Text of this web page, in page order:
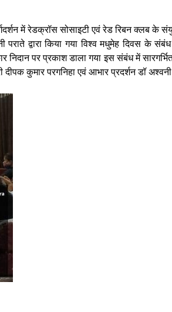
में रेडक्रॉस सोसाइटी एवं रेड रिबन क्लब के
द्वारा किया गया विश्व मधुमेह दिवस के
निदान पर प्रकाश डाला गया इस संबंध में
कुमार परगनिहा एवं आभार प्रदर्शन डॉ अश्वनी